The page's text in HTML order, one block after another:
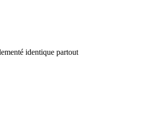
identique partout